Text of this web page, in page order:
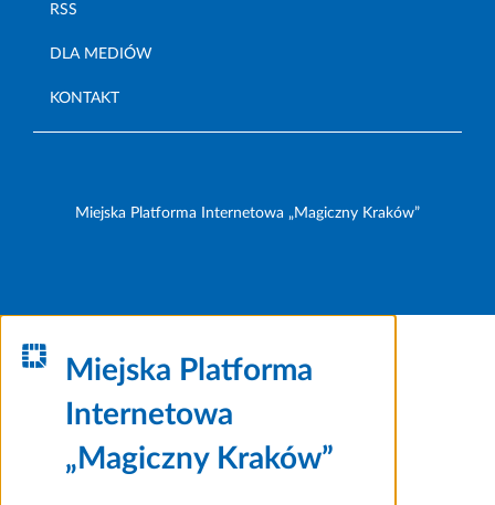
RSS
DLA MEDIÓW
KONTAKT
Miejska Platforma Internetowa „Magiczny Kraków”
Miejska Platforma
Internetowa
„Magiczny Kraków”